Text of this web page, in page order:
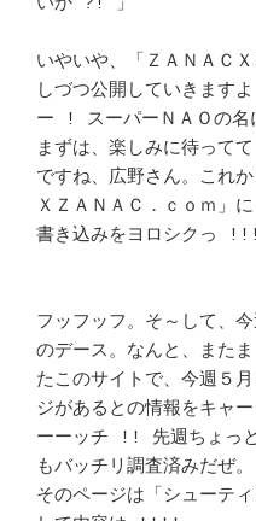
いか ?! 」
いやいや、「ＺＡＮＡＣ
しづつ公開していきますよ
ー ! スーパーＮＡＯの名
まずは、楽しみに待って
ですね、広野さん。これ
ＸＺＡＮＡＣ．ｃｏｍ」に
書き込みをヨロシクっ
フッフッフ。そ～して、
のデース。なんと、またま
たこのサイトで、今週５
ジがあるとの情報をキャー
ーーッチ !! 先週ちょっと
もバッチリ調査済みだぜ。
そのページは「シューテ